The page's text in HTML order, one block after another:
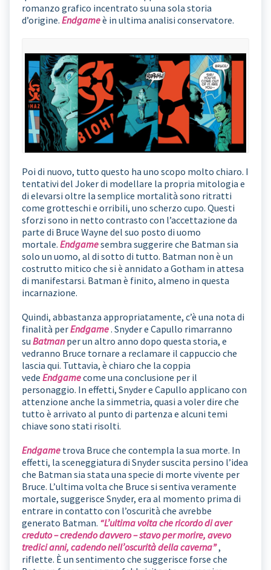
romanzo grafico incentrato su una sola storia
d’origine. Endgameè in ultima analisi conservatore.
Poi di nuovo, tutto questo ha uno scopo molto chiaro. I
tentativi del Joker di modellare la propria mitologia e
di elevarsi oltre la semplice mortalità sono ritratti
come grotteschi e orribili, uno scherzo cupo. Questi
sforzi sono in netto contrasto con l’accettazione da
parte di Bruce Wayne del suo posto di uomo
mortale. Endgamesembra suggerire che Batman sia
solo un uomo, al di sotto di tutto. Batman non è un
costrutto mitico che si è annidato a Gotham in attesa
di manifestarsi. Batman è finito, almeno in questa
incarnazione.
Quindi, abbastanza appropriatamente, c’è una nota di
finalità perEndgame. Snyder e Capullo rimarranno
su Batmanper un altro anno dopo questa storia, e
vedranno Bruce tornare a reclamare il cappuccio che
lascia qui. Tuttavia, è chiaro che la coppia
vede Endgamecome una conclusione per il
personaggio. In effetti, Snyder e Capullo applicano con
attenzione anche la simmetria, quasi a voler dire che
tutto è arrivato al punto di partenza e alcuni temi
chiave sono stati risolti.
Endgame trova Bruce che contempla la sua morte. In
effetti, la sceneggiatura di Snyder suscita persino l’idea
che Batman sia stata una specie di morte vivente per
Bruce. L’ultima volta che Bruce si sentiva veramente
mortale, suggerisce Snyder, era al momento prima di
entrare in contatto con l’oscurità che avrebbe
generato Batman. “L’ultima volta che ricordo di aver
creduto – credendo davvero – stavo per morire, avevo
tredici anni, cadendo nell’oscurità della caverna”,
riflette. È un sentimento che suggerisce forse che